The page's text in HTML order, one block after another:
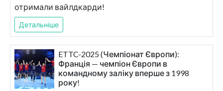
отримали вайлдкарди!
Детальніше
ETTC-2025 (Чемпіонат Європи):
Франція — чемпіон Європи в
командному заліку вперше з 1998
року!